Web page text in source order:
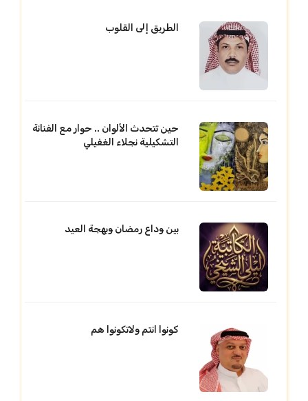
الطريق إلى القلوب
حين تتحدث الألوان .. حوار مع الفنانة
التشكيلية نجلاء الغفيلي
بين وداع رمضان وبهجة العيد
كونوا انتم ولاتكونوا هم